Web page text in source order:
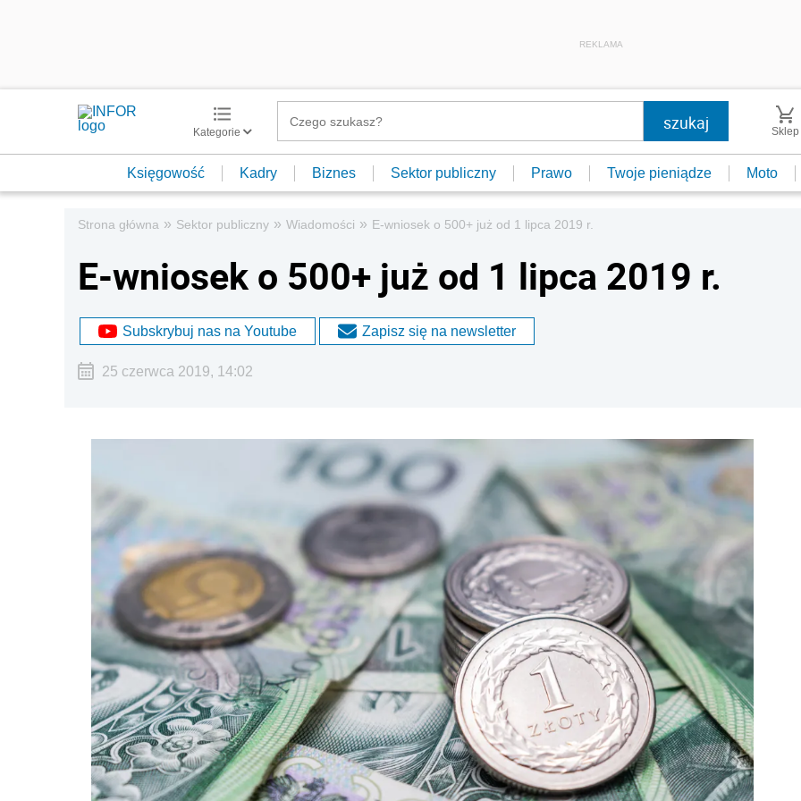
REKLAMA
Kategorie Sklep
Księgowość Kadry Biznes Sektor publiczny Prawo Twoje pieniądze Moto
Strona główna » Sektor publiczny » Wiadomości » E-wniosek o 500+ już od 1 lipca 2019 r.
E-wniosek o 500+ już od 1 lipca 2019 r.
Subskrybuj nas na Youtube Zapisz się na newsletter
25 czerwca 2019, 14:02